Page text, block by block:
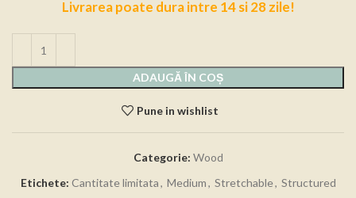
Livrarea poate dura intre 14 si 28 zile!
ADAUGĂ ÎN COȘ
Pune in wishlist
Categorie: Wood
Etichete: Cantitate limitata, Medium, Stretchable, Structured